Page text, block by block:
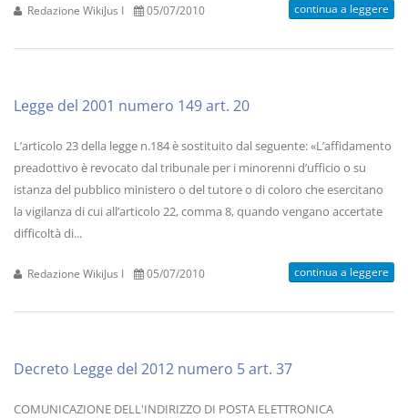
Redazione WikiJus I 05/07/2010 continua a leggere
Legge del 2001 numero 149 art. 20
L’articolo 23 della legge n.184 è sostituito dal seguente: «L’affidamento
preadottivo è revocato dal tribunale per i minorenni d’ufficio o su
istanza del pubblico ministero o del tutore o di coloro che esercitano
la vigilanza di cui all’articolo 22, comma 8, quando vengano accertate
difficoltà di...
Redazione WikiJus I 05/07/2010 continua a leggere
Decreto Legge del 2012 numero 5 art. 37
COMUNICAZIONE DELL'INDIRIZZO DI POSTA ELETTRONICA